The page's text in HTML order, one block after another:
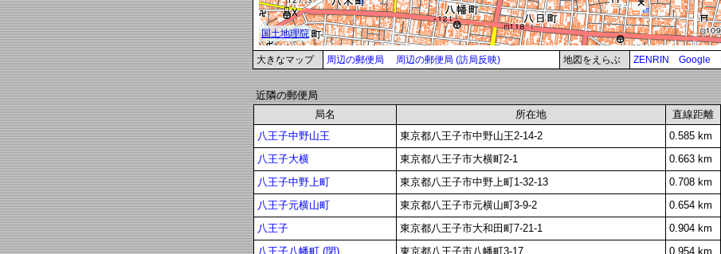
大きなマップ 周辺の郵便局 周辺の郵便局 (訪局反映) 地図をえらぶ ZENRIN Google
近隣の郵便局
局名
所在地 直線距離
八王子中野山王
東京都八王子市中野山王2-14-2 0.585 km
八王子大横
東京都八王子市大横町2-1 0.663 km
八王子中野上町
東京都八王子市中野上町1-32-13 0.708 km
八王子元横山町
東京都八王子市元横山町3-9-2 0.654 km
八王子
東京都八王子市大和田町7-21-1 0.904 km
八王子八幡町 (閉)
東京都八王子市八幡町3-17 0.954 km